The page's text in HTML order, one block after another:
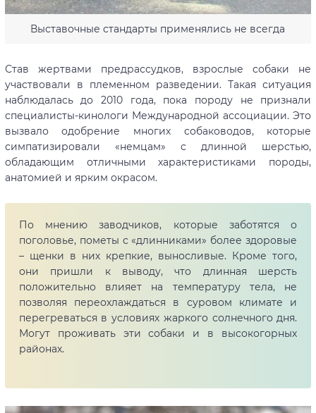
Выставочные стандарты применялись не всегда
Став жертвами предрассудков, взрослые собаки не
участвовали в племенном разведении. Такая ситуация
наблюдалась до 2010 года, пока породу не признали
специалисты-кинологи Международной ассоциации. Это
вызвало одобрение многих собаководов, которые
симпатизировали «немцам» с длинной шерстью,
обладающим отличными характеристиками породы,
анатомией и ярким окрасом.
По мнению заводчиков, которые заботятся о
поголовье, пометы с «длинниками» более здоровые
– щенки в них крепкие, выносливые. Кроме того,
они пришли к выводу, что длинная шерсть
положительно влияет на температуру тела, не
позволяя переохлаждаться в суровом климате и
перегреваться в условиях жаркого солнечного дня.
Могут проживать эти собаки и в высокогорных
районах.